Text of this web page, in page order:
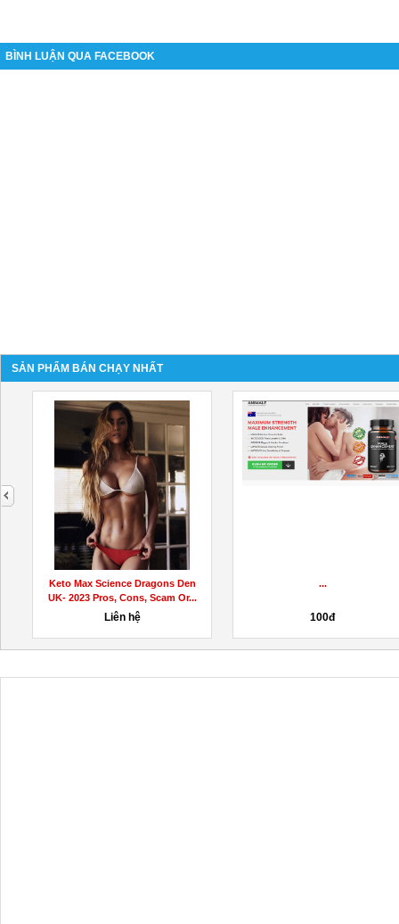
BÌNH LUẬN QUA FACEBOOK
SẢN PHẨM BÁN CHẠY NHẤT
Keto Max Science Dragons Den
UK- 2023 Pros, Cons, Scam Or...
Liên hệ
...
100đ
next